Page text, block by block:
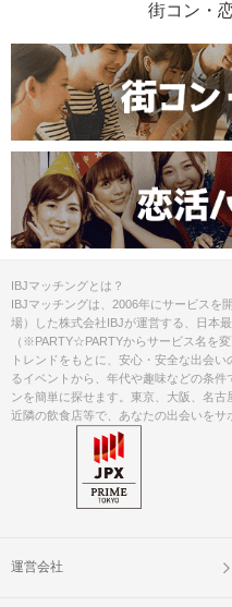
街コン・
IBJマッチングとは？
IBJマッチングは、2006年にサービスを
場）した株式会社IBJが運営する、日本
（※PARTY☆PARTYからサービス名を
トレンドをもとに、安心・安全な出会
るイベントから、年代や趣味などの条
ンを簡単に探せます。東京、大阪、名
近隣の飲食店等で、あなたの出会いをサ
運営会社